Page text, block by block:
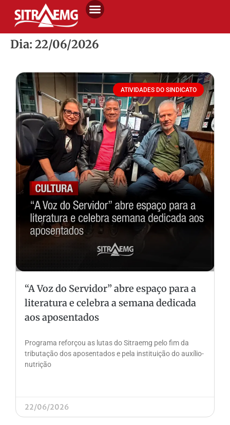
Dia: 22/06/2026
ATIVIDADES DO SINDICATO
“A Voz do Servidor” abre espaço para a
literatura e celebra a semana dedicada
aos aposentados
Programa reforçou as lutas do Sitraemg pelo fim da
tributação dos aposentados e pela instituição do auxílio-
nutrição
22/06/2026